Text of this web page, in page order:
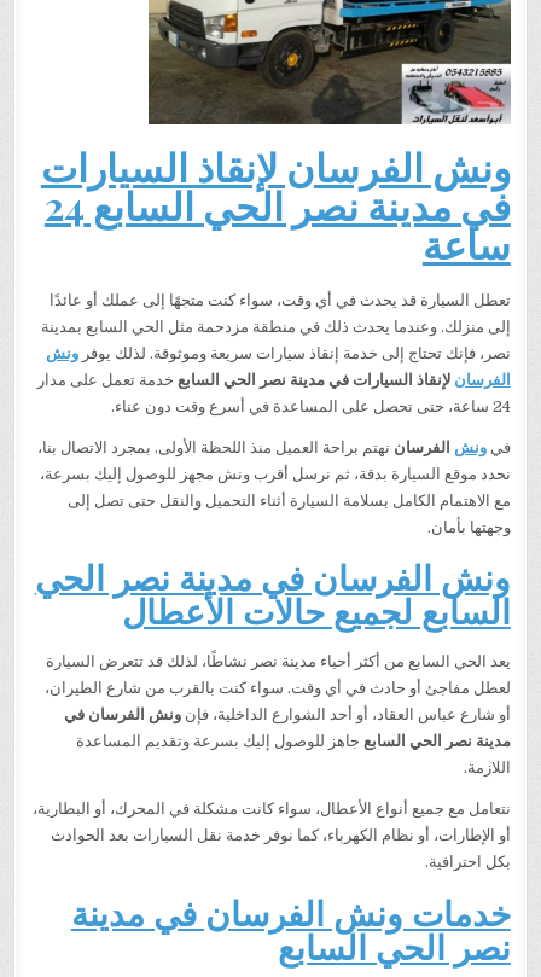
ونش الفرسان لإنقاذ السيارات
في مدينة نصر الحي السابع 24
ساعة
تعطل السيارة قد يحدث في أي وقت، سواء كنت متجهًا إلى عملك أو عائدًا
إلى منزلك. وعندما يحدث ذلك في منطقة مزدحمة مثل الحي السابع بمدينة
نصر، فإنك تحتاج إلى خدمة إنقاذ سيارات سريعة وموثوقة. لذلك يوفرونش
الفرسان لإنقاذ السيارات في مدينة نصر الحي السابع خدمة تعمل على مدار
24 ساعة، حتى تحصل على المساعدة في أسرع وقت دون عناء.
فيونش الفرسان نهتم براحة العميل منذ اللحظة الأولى. بمجرد الاتصال بنا،
نحدد موقع السيارة بدقة، ثم نرسل أقرب ونش مجهز للوصول إليك بسرعة،
مع الاهتمام الكامل بسلامة السيارة أثناء التحميل والنقل حتى تصل إلى
وجهتها بأمان.
ونش الفرسان في مدينة نصر الحي
السابع لجميع حالات الأعطال
يعد الحي السابع من أكثر أحياء مدينة نصر نشاطًا، لذلك قد تتعرض السيارة
لعطل مفاجئ أو حادث في أي وقت. سواء كنت بالقرب من شارع الطيران،
أو شارع عباس العقاد، أو أحد الشوارع الداخلية، فإنونش الفرسان في
مدينة نصر الحي السابع جاهز للوصول إليك بسرعة وتقديم المساعدة
اللازمة.
نتعامل مع جميع أنواع الأعطال، سواء كانت مشكلة في المحرك، أو البطارية،
أو الإطارات، أو نظام الكهرباء، كما نوفر خدمة نقل السيارات بعد الحوادث
بكل احترافية.
خدمات ونش الفرسان في مدينة
نصر الحي السابع